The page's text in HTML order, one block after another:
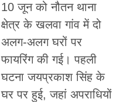
10 जून को नौतन थाना
क्षेत्र के खलवा गांव में दो
अलग-अलग घरों पर
फायरिंग की गई। पहली
घटना जयप्रकाश सिंह के
घर पर हुई, जहां अपराधियों